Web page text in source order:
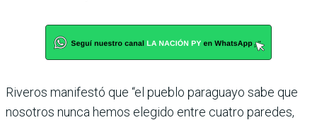
Riveros manifestó que “el pueblo paraguayo sabe que
nosotros nunca hemos ele­gido entre cuatro paredes,